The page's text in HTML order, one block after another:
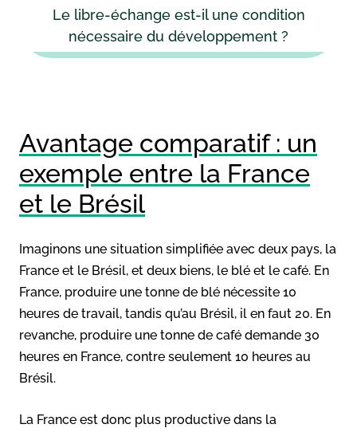
Le libre-échange est-il une condition
nécessaire du développement ?
Avantage comparatif : un
exemple entre la France
et le Brésil
Imaginons une situation simplifiée avec deux pays, la
France et le Brésil, et deux biens, le blé et le café. En
France, produire une tonne de blé nécessite 10
heures de travail, tandis qu’au Brésil, il en faut 20. En
revanche, produire une tonne de café demande 30
heures en France, contre seulement 10 heures au
Brésil.
La France est donc plus productive dans la